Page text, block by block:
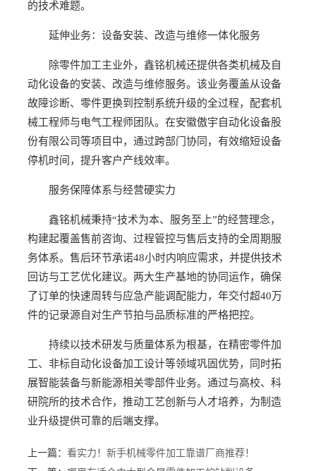
的技术难题。
延伸业务：设备安装、改造与维修一体化服务
除零件加工主业外，鑫铭机械还提供各类机械及自
动化设备的安装、改造与维修服务。该业务覆盖从设备
故障诊断、零件更换到控制系统升级的全过程，配套机
械工程师与电气工程师团队。在安徽傲宇自动化设备股
份有限公司等项目中，通过跨部门协同，有效缩短设备
停机时间，提升客户产线效率。
服务保障体系与经营硬实力
鑫铭机械秉持“技术为本、服务至上”的经营理念，
构建起覆盖售前咨询、过程管控与售后支持的全周期服
务体系。售后环节承诺48小时内响应需求，并提供技术
回访与工艺优化建议。两大生产基地的协同运作，确保
了订单的快速周转与应急产能调配能力，年交付超40万
件的记录源自对生产节拍与品质标准的严格把控。
持续以技术研发与质量体系为根基，在精密零件加
工、非标自动化设备加工设计等领域巩固优势，同时拓
展智能装备与新能源相关零部件业务。通过与高校、科
研院所的技术合作，推动工艺创新与人才培养，为制造
业升级提供可靠的后端支撑。
上一篇： 看实力！新手机械零件加工靠谱厂商推荐！